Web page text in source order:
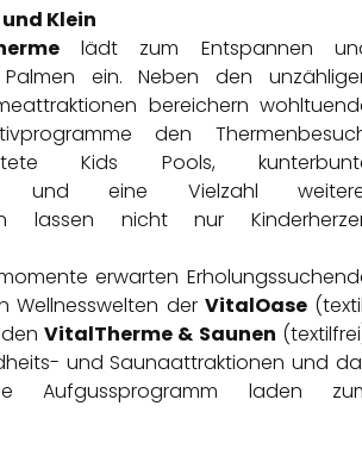
Klein
lädt zum Entspannen
ein. Neben den
bereichern
den
Kids Pools,
und eine Vielzahl
lassen nicht nur
erwarten
Wellnesswelten der VitalOase
VitalTherme & Saunen
und Saunaattraktionen und
Aufgussprogramm laden